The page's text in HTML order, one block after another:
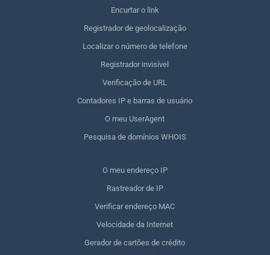
Encurtar o link
Registrador de geolocalização
Localizar o número de telefone
Registrador invisível
Verificação de URL
Contadores IP e barras de usuário
O meu UserAgent
Pesquisa de domínios WHOIS
O meu endereço IP
Rastreador de IP
Verificar endereço MAC
Velocidade da Internet
Gerador de cartões de crédito